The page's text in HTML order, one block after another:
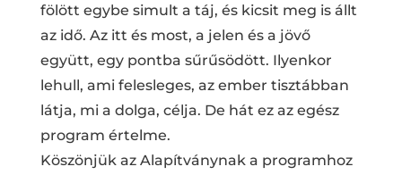
fölött egybe simult a táj, és kicsit meg is állt
az idő. Az itt és most, a jelen és a jövő
együtt, egy pontba sűrűsödött. Ilyenkor
lehull, ami felesleges, az ember tisztábban
látja, mi a dolga, célja. De hát ez az egész
program értelme.
Köszönjük az Alapítványnak a programhoz